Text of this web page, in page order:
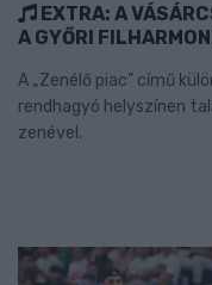
EXTRA: A
A GYŐRI
A „Zenélő piac” című
rendhagyó helyszínen
zenével.